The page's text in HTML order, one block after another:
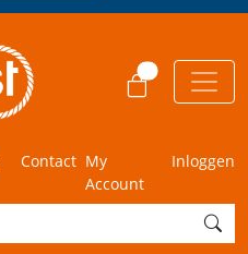
Contact My
Account
Inloggen